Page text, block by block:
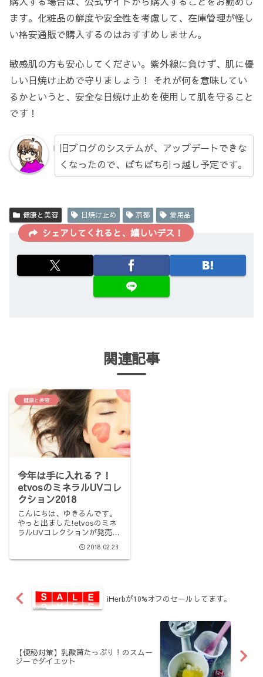
ます。化粧品の鮮度や安全性を考慮して、在庫管理が怪し
い格安通販で購入するのはおすすめしません。
敏感肌の方も安心してください。紫外線に負けず、肌に優
しい日焼け止めで守りましょう！ それが何を意味してい
るかというと、安全な日焼け止めを使用して肌を守ること
です！
旧ブログのシステムが、アップデートできな
くなったので、ぼちぼち引っ越し予定です。
健康と美容 日焼け止め 京都 愛用品
シェアしてくれると、嬉しいデス！
関連記事
健康と美容
今年は手に入れる？！
etvosのミネラルUVコレ
クション2018
こんにちは、ゆきるんです。
やっと出ました!etvosのミネ
ラルUVコレクションが発売解
禁です！去年は悩んでいるう
ちに売り切れてしまったの
で、今年はなんとか早めに手
2018.02.23
iHerbが10%オフのセールしてます。
【便秘対策】乳酸菌たっぷり！のスムー
ジーでダイエット